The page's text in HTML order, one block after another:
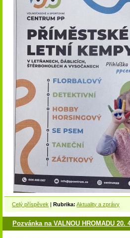
Celý příspěvek Rubrika: Aktuality a zprávy
Pozvánka na VALNOU HROMADU 20.